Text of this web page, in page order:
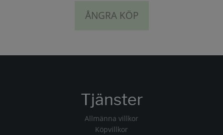
ÅNGRA KÖP
Tjänster
Allmänna villkor
Köpvillkor